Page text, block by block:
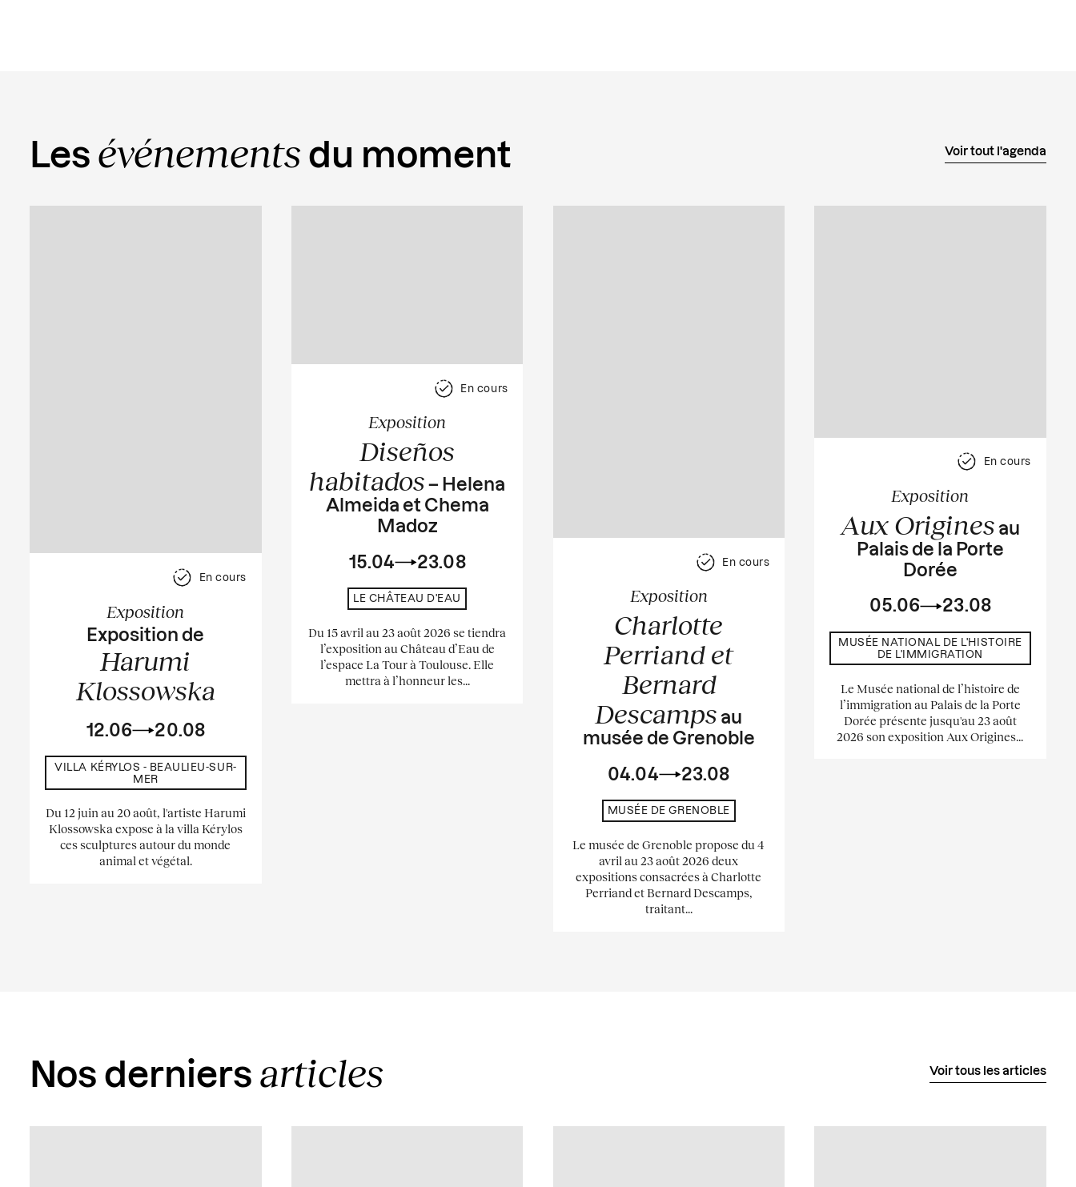
Les événements du moment Voir tout l'agenda
En cours
Exposition
Exposition de
Harumi
Klossowska
12.06 20.08
VILLA KÉRYLOS - BEAULIEU-SUR-
MER
Du 12 juin au 20 août, l'artiste Harumi
Klossowska expose à la villa Kérylos
ces sculptures autour du monde
animal et végétal.
En cours
Exposition
Diseños
habitados – Helena
Almeida et Chema
Madoz
15.04 23.08
LE CHÂTEAU D'EAU
Du 15 avril au 23 août 2026 se tiendra
l’exposition au Château d’Eau de
l’espace La Tour à Toulouse. Elle
mettra à l’honneur les...
En cours
Exposition
Charlotte
Perriand et
Bernard
Descamps au
musée de Grenoble
04.04 23.08
MUSÉE DE GRENOBLE
Le musée de Grenoble propose du 4
avril au 23 août 2026 deux
expositions consacrées à Charlotte
Perriand et Bernard Descamps,
traitant...
En cours
Exposition
Aux Origines au
Palais de la Porte
Dorée
05.06 23.08
MUSÉE NATIONAL DE L'HISTOIRE
DE L'IMMIGRATION
Le Musée national de l’histoire de
l’immigration au Palais de la Porte
Dorée présente jusqu'au 23 août
2026 son exposition Aux Origines...
Nos derniers articles Voir tous les articles